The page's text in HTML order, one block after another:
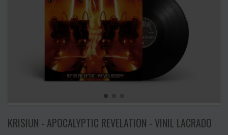
KRISIUN - APOCALYPTIC REVELATION - VINIL LACRADO